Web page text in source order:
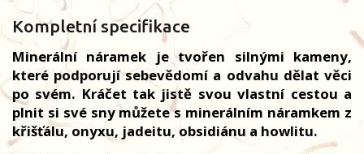
Kompletní specifikace
Minerální náramek je tvořen silnými kameny,
které podporují sebevědomí a odvahu dělat věci
po svém. Kráčet tak jistě svou vlastní cestou a
plnit si své sny můžete s minerálním náramkem z
křišťálu, onyxu, jadeitu, obsidiánu a howlitu.